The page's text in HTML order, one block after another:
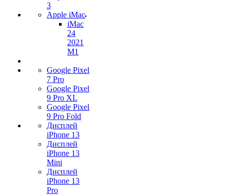
3
Apple iMac
iMac
24
2021
M1
Google Pixel
7 Pro
Google Pixel
9 Pro XL
Google Pixel
9 Pro Fold
Дисплей
iPhone 13
Дисплей
iPhone 13
Mini
Дисплей
iPhone 13
Pro